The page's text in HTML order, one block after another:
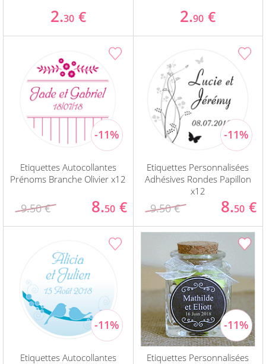
2.30 € 2.90 €
Etiquettes Autocollantes
Prénoms Branche Olivier x12
9.50 € 8.50 €
Etiquettes Personnalisées
Adhésives Rondes Papillon
x12
9.50 € 8.50 €
Etiquettes Autocollantes
Etiquettes Personnalisées